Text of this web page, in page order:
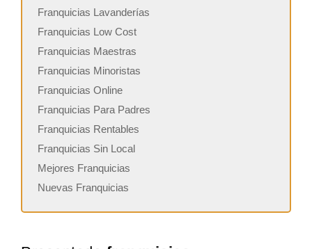
Franquicias Lavanderías
Franquicias Low Cost
Franquicias Maestras
Franquicias Minoristas
Franquicias Online
Franquicias Para Padres
Franquicias Rentables
Franquicias Sin Local
Mejores Franquicias
Nuevas Franquicias